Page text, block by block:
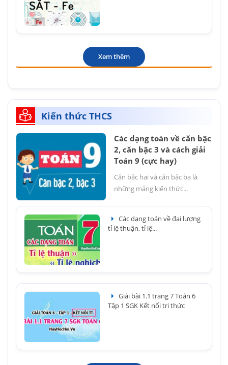
Xem thêm
Kiến thức THCS
Các dạng toán về căn bậc
2, căn bậc 3 và cách giải
Toán 9 (cực hay)
Căn bậc hai và căn bậc ba là
những mảng kiến thức...
Các dạng toán về đại lượng
tỉ lệ thuận, tỉ lệ...
Giải bài 1.1 trang 7 Toán 6
Tập 1 SGK Kết nối tri thức